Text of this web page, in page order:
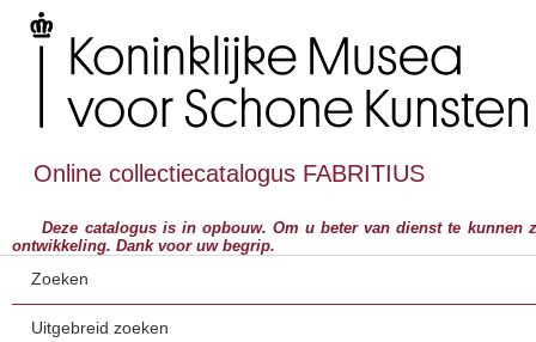
Online collectiecatalogus FABRITIUS
Deze catalogus is in opbouw. Om u beter van dienst te kunnen
ontwikkeling. Dank voor uw begrip.
Zoeken
Uitgebreid zoeken